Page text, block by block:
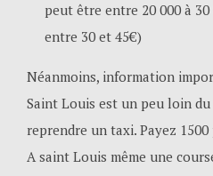
peut être entre 20 000 à
entre 30 et 45€)
Néanmoins, information
Saint Louis est un peu loin
reprendre un taxi. Payez
A saint Louis même une